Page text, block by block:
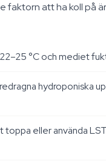
faktorn att ha koll på
°C och mediet
hydroponiska
eller använda